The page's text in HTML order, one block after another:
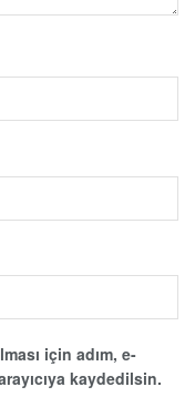
için adım, e-
kaydedilsin.